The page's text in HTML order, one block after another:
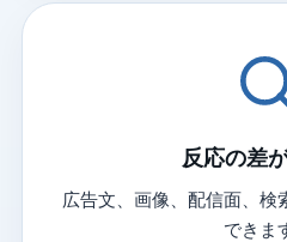
反応の差
広告文、画像、配信面、検
できま